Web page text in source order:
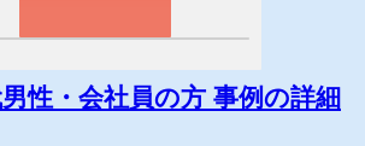
性・会社員の方 事例の詳細